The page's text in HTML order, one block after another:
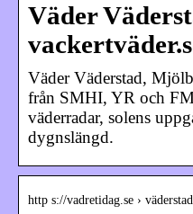
Väder
Väder Väderstad,
från SMHI, YR och
väderradar, solens
dygnslängd.
http s://vadretidag.se › väderstad